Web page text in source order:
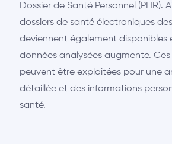
Dossier de Santé Personnel (PHR).
dossiers de santé électroniques
deviennent également disponibles
données analysées augmente.
peuvent être exploitées pour une
détaillée et des informations
santé.